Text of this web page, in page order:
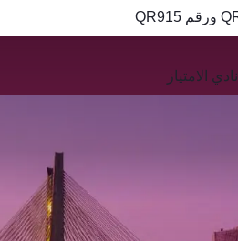
نادي الامتياز